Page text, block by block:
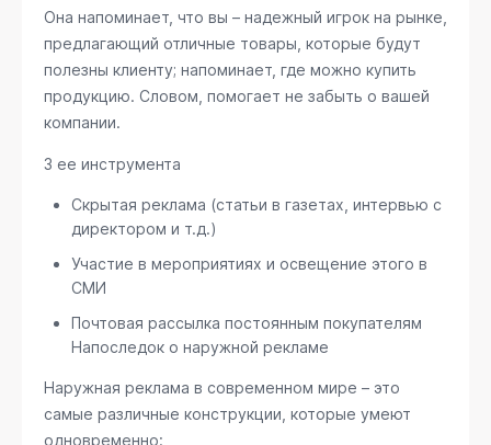
Она напоминает, что вы – надежный игрок на рынке,
предлагающий отличные товары, которые будут
полезны клиенту; напоминает, где можно купить
продукцию. Словом, помогает не забыть о вашей
компании.
3 ее инструмента
Скрытая реклама (статьи в газетах, интервью с
директором и т.д.)
Участие в мероприятиях и освещение этого в
СМИ
Почтовая рассылка постоянным покупателям
Напоследок о наружной рекламе
Наружная реклама в современном мире – это
самые различные конструкции, которые умеют
одновременно: